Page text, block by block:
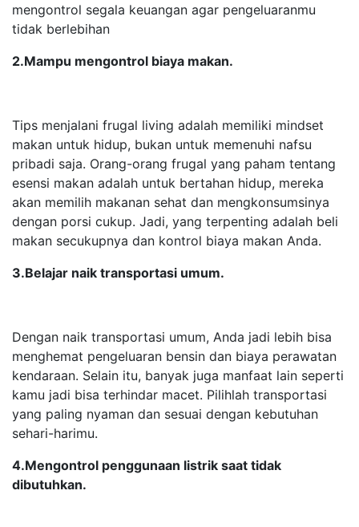
mengontrol segala keuangan agar pengeluaranmu
tidak berlebihan
2.Mampu mengontrol biaya makan.
Tips menjalani frugal living adalah memiliki mindset
makan untuk hidup, bukan untuk memenuhi nafsu
pribadi saja. Orang-orang frugal yang paham tentang
esensi makan adalah untuk bertahan hidup, mereka
akan memilih makanan sehat dan mengkonsumsinya
dengan porsi cukup. Jadi, yang terpenting adalah beli
makan secukupnya dan kontrol biaya makan Anda.
3.Belajar naik transportasi umum.
Dengan naik transportasi umum, Anda jadi lebih bisa
menghemat pengeluaran bensin dan biaya perawatan
kendaraan. Selain itu, banyak juga manfaat lain seperti
kamu jadi bisa terhindar macet. Pilihlah transportasi
yang paling nyaman dan sesuai dengan kebutuhan
sehari-harimu.
4.Mengontrol penggunaan listrik saat tidak
dibutuhkan.